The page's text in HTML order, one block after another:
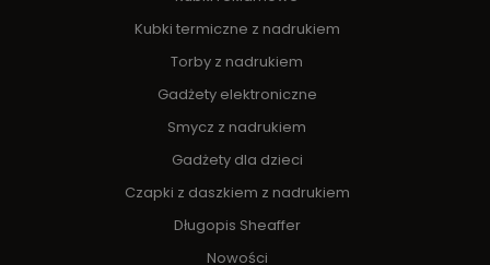
Kubki termiczne z nadrukiem
Torby z nadrukiem
Gadżety elektroniczne
Smycz z nadrukiem
Gadżety dla dzieci
Czapki z daszkiem z nadrukiem
Długopis Sheaffer
Nowości